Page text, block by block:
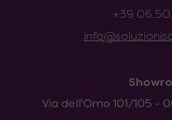
+39
Via dell'Omo 101/105 -